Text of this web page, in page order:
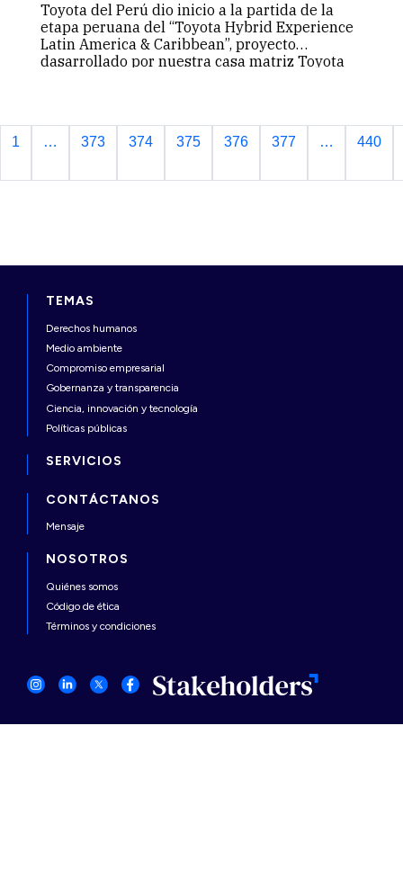
Toyota del Perú dio inicio a la partida de la
etapa peruana del “Toyota Hybrid Experience
Latin America & Caribbean”, proyecto
dasarrollado por nuestra casa matriz Toyota
1 … 373 374 375 376 377 … 440
TEMAS
Derechos humanos
Medio ambiente
Compromiso empresarial
Gobernanza y transparencia
Ciencia, innovación y tecnología
Políticas públicas
SERVICIOS
CONTÁCTANOS
Mensaje
NOSOTROS
Quiénes somos
Código de ética
Términos y condiciones